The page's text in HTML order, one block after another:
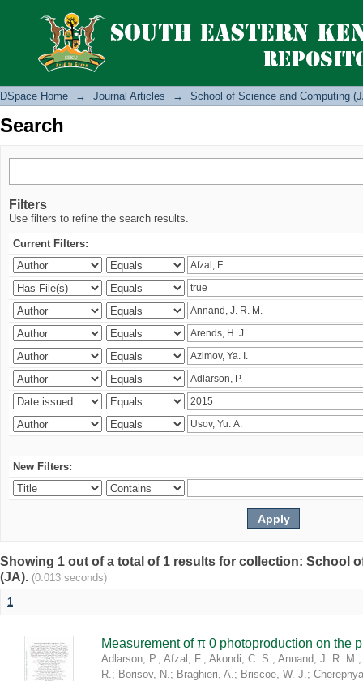
Search
DSpace Home → Journal Articles → School of Science and Computing
Search
Filters
Use filters to refine the search results.
Current Filters:
New Filters:
Showing 1 out of a total of 1 results for collection: School
(JA). (0.013 seconds)
1
Measurement of π 0 photoproduction on the
Adlarson, P.; Afzal, F.; Akondi, C. S.; Annand, J. R. M.;
R.; Borisov, N.; Braghieri, A.; Briscoe, W. J.;